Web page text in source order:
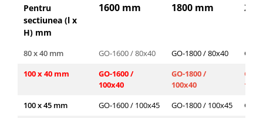
Pentru
sectiunea (l x
H) mm
1600 mm 1800 mm
80 x 40 mm GO-1600 / 80x40 GO-1800 / 80x40
GO-
100 x 40 mm
GO-1600 /
100x40
GO-1800 /
100x40
GO-
100 x 45 mm
GO-1600 / 100x45 GO-1800 / 100x45
GO-